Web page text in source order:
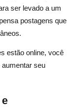
ser levado a um
postagens que
estão online, você
seu